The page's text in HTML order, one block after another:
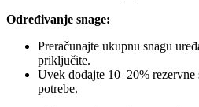
Određivanje snage:
Preračunajte ukupnu snagu
priključite.
Uvek dodajte 10–20% rezervne
potrebe.